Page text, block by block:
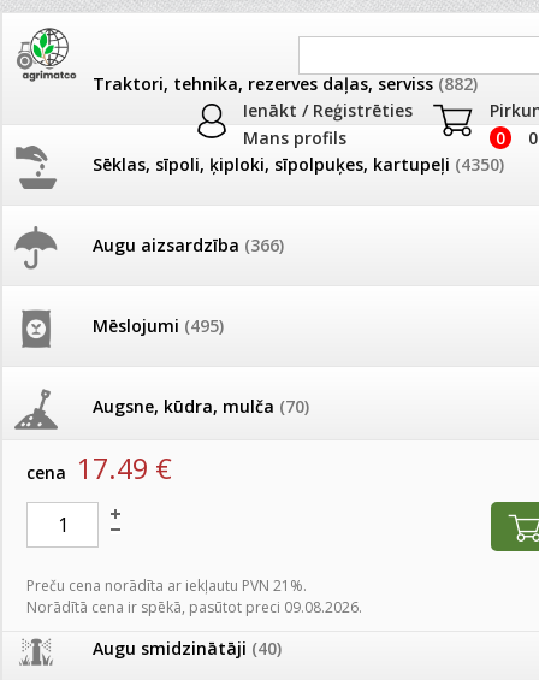
Ienākt / Reģistrēties
Mans profils
0
Traktori, tehnika, rezerves daļas, serviss (882)
Sēklas, sīpoli, ķiploki, sīpolpuķes, kartupeļi (4350)
Augu aizsardzība (366)
Mēslojumi (495)
Augsne, kūdra, mulča (70)
Podi un kasetes
Augu smidzinātāji (40)
JAUNUMI
Pašlasīšanas vietu katalogs
26.05. Vebinārs - Kā ierobežot
gliemežus piemājas dārzā un
Ūdens piemērotības noteikšana
smidzinājumu veikšanai
Pievienojies braucienam uz
AKCIJAS
frēze + mulčieris +
AKCIJAS komplekts -
AKCIJAS komplekts -
Auklas, lentes
Produkti »Palīglīdzekļi augu audzēšanai
Aukla piesiešanai balta1000m/kg; 5kg
artikuls: 30011 EAN: 4750473008183
cena 17.49 €
Preču cena norādīta ar iekļautu PVN 21%.
Norādītā cena ir spēkā, pasūtot preci 09.08.2026.